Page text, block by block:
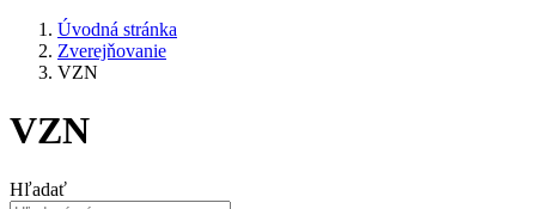
Úvodná stránka
Zverejňovanie
VZN
VZN
Hľadať